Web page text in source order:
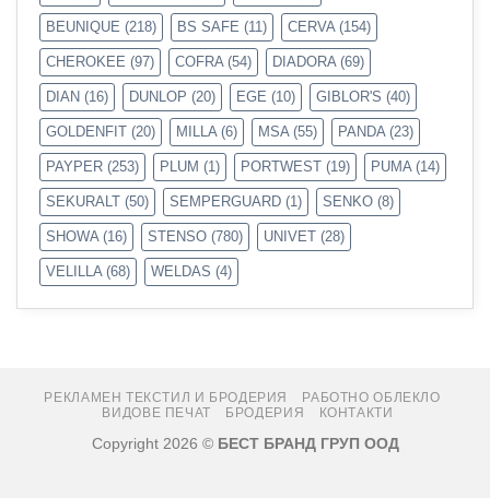
BEUNIQUE (218) BS SAFE (11) CERVA (154)
CHEROKEE (97) COFRA (54) DIADORA (69)
DIAN (16) DUNLOP (20) EGE (10) GIBLOR'S (40)
GOLDENFIT (20) MILLA (6) MSA (55) PANDA (23)
PAYPER (253) PLUM (1) PORTWEST (19) PUMA (14)
SEKURALT (50) SEMPERGUARD (1) SENKO (8)
SHOWA (16) STENSO (780) UNIVET (28)
VELILLA (68) WELDAS (4)
РЕКЛАМЕН ТЕКСТИЛ И БРОДЕРИЯ
РАБОТНО ОБЛЕКЛО
ВИДОВЕ ПЕЧАТ
БРОДЕРИЯ КОНТАКТИ
Copyright 2026 © БЕСТ БРАНД ГРУП ООД